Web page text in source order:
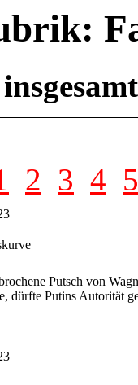
2 3 4 5
Putsch von
dürfte Putins Autorität